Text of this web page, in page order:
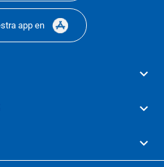
app en